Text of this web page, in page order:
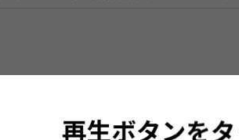
セットリストをプレイリストにして保存する